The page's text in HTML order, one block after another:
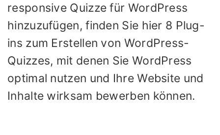
responsive Quizze für WordPress
hinzuzufügen, finden Sie hier 8 Plug-
ins zum Erstellen von WordPress-
Quizzes, mit denen Sie WordPress
optimal nutzen und Ihre Website und
Inhalte wirksam bewerben können.